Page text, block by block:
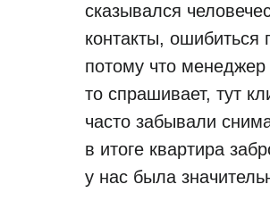
сказывался
контакты, ошибиться
потому что менеджер
то спрашивает, тут
часто забывали
в итоге квартира
у нас была